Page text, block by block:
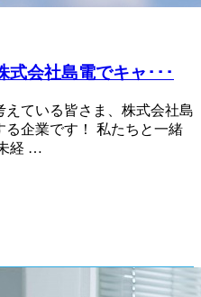
式会社島電でキャ･･･
ている皆さま、株式会社島
企業です！ 私たちと一緒
経 …